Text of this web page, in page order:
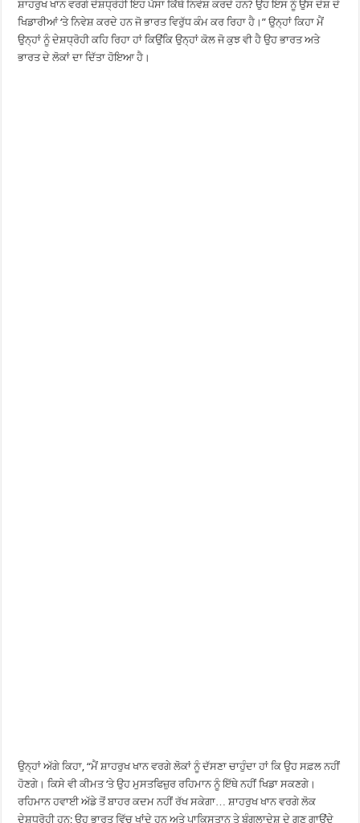
ਸ਼ਾਹਰੁਖ ਖਾਨ ਵਰਗੇ ਦੇਸ਼ਧ੍ਰੋਹੀ ਇਹ ਪੈਸਾ ਕਿੱਥੇ ਨਿਵੇਸ਼ ਕਰਦੇ ਹਨ? ਉਹ ਇਸ ਨੂੰ ਉਸ ਦੇਸ਼ ਦੇ
ਖਿਡਾਰੀਆਂ ‘ਤੇ ਨਿਵੇਸ਼ ਕਰਦੇ ਹਨ ਜੋ ਭਾਰਤ ਵਿਰੁੱਧ ਕੰਮ ਕਰ ਰਿਹਾ ਹੈ।” ਉਨ੍ਹਾਂ ਕਿਹਾ ਮੈਂ
ਉਨ੍ਹਾਂ ਨੂੰ ਦੇਸ਼ਧ੍ਰੋਹੀ ਕਹਿ ਰਿਹਾ ਹਾਂ ਕਿਉਂਕਿ ਉਨ੍ਹਾਂ ਕੋਲ ਜੋ ਕੁਝ ਵੀ ਹੈ ਉਹ ਭਾਰਤ ਅਤੇ
ਭਾਰਤ ਦੇ ਲੋਕਾਂ ਦਾ ਦਿੱਤਾ ਹੋਇਆ ਹੈ।
ਉਨ੍ਹਾਂ ਅੱਗੇ ਕਿਹਾ, “ਮੈਂ ਸ਼ਾਹਰੁਖ ਖਾਨ ਵਰਗੇ ਲੋਕਾਂ ਨੂੰ ਦੱਸਣਾ ਚਾਹੁੰਦਾ ਹਾਂ ਕਿ ਉਹ ਸਫ਼ਲ ਨਹੀਂ
ਹੋਣਗੇ। ਕਿਸੇ ਵੀ ਕੀਮਤ ‘ਤੇ ਉਹ ਮੁਸਤਫਿਜ਼ੁਰ ਰਹਿਮਾਨ ਨੂੰ ਇੱਥੇ ਨਹੀਂ ਖਿਡਾ ਸਕਣਗੇ।
ਰਹਿਮਾਨ ਹਵਾਈ ਅੱਡੇ ਤੋਂ ਬਾਹਰ ਕਦਮ ਨਹੀਂ ਰੱਖ ਸਕੇਗਾ… ਸ਼ਾਹਰੁਖ ਖਾਨ ਵਰਗੇ ਲੋਕ
ਦੇਸ਼ਧ੍ਰੋਹੀ ਹਨ; ਉਹ ਭਾਰਤ ਵਿੱਚ ਖਾਂਦੇ ਹਨ ਅਤੇ ਪਾਕਿਸਤਾਨ ਤੇ ਬੰਗਲਾਦੇਸ਼ ਦੇ ਗੁਣ ਗਾਉਂਦੇ